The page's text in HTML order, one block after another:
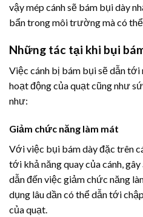
vậy mép cánh sẽ bám bụi dày
bẩn trong môi trường mà có
Những tác tại khi bụi
Việc cánh bị bám bụi sẽ dẫn tới
hoạt động của quạt cũng như
như:
Giảm chức năng làm mát
Với việc bụi bám dày đặc trên
tới khả năng quay của cánh,
dẫn đến việc giảm chức năng
dụng lâu dần có thể dẫn tới
của quạt.